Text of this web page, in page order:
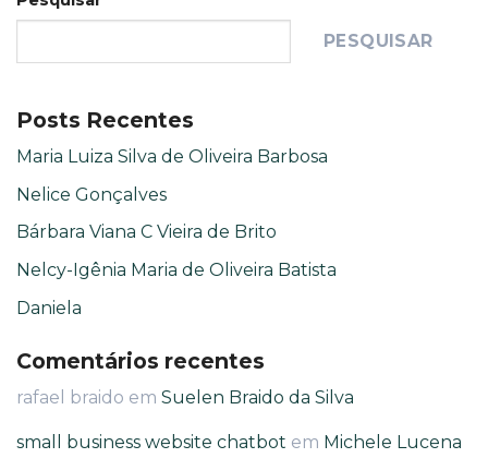
PESQUISAR
Posts Recentes
Maria Luiza Silva de Oliveira Barbosa
Nelice Gonçalves
Bárbara Viana C Vieira de Brito
Nelcy-Igênia Maria de Oliveira Batista
Daniela
Comentários recentes
rafael braido em Suelen Braido da Silva
small business website chatbot em Michele Lucena